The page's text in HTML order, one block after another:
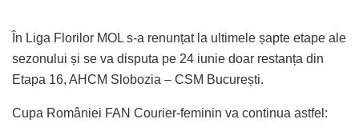
În Liga Florilor MOL s-a renunțat la ultimele șapte etape ale
sezonului și se va disputa pe 24 iunie doar restanța din
Etapa 16, AHCM Slobozia – CSM București.
Cupa României FAN Courier-feminin va continua astfel: